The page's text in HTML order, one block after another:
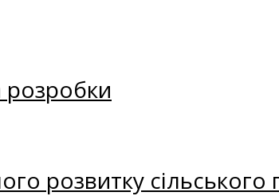
розробки
розвитку сільського